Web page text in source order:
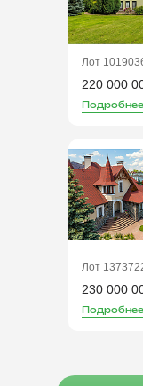
Лот
220 000
Лот
230 000